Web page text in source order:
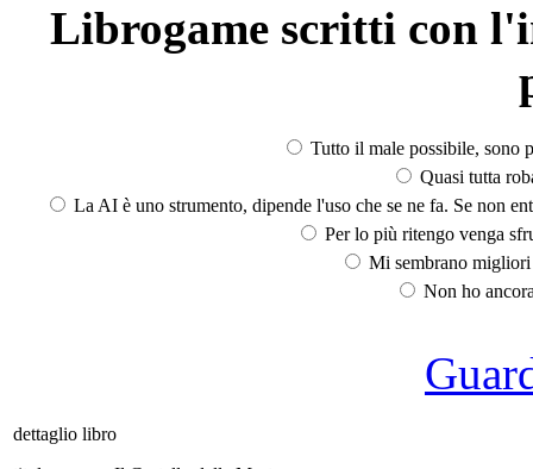
Librogame scritti con
Tutto il male possibile, sono
Quasi tutta
La AI è uno strumento, dipende l'uso che se ne fa. Se non
Per lo più ritengo venga
Mi sembrano
Non ho
dettaglio libro